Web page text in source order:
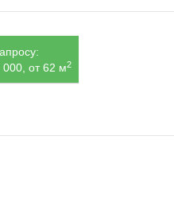
000, от 62 м2